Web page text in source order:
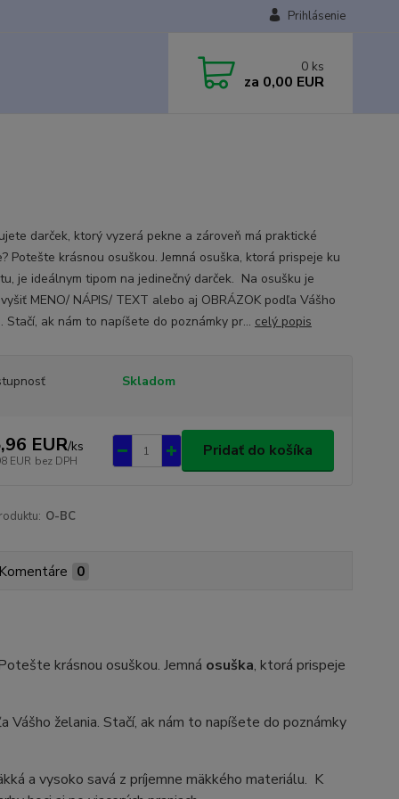
Prihlásenie
0 ks
za 0,00 EUR
darček, ktorý vyzerá pekne a zároveň má praktické
Potešte krásnou osuškou. Jemná osuška, ktorá prispeje ku
je ideálnym tipom na jedinečný darček. Na osušku je
MENO/ NÁPIS/ TEXT alebo aj OBRÁZOK podľa Vášho
Stačí, ak nám to napíšete do poznámky pr... celý popis
Skladom
EUR/ks
EUR bez DPH
Pridať do košíka
O-BC
Komentáre 0
krásnou osuškou. Jemná osuška, ktorá prispeje
želania. Stačí, ak nám to napíšete do poznámky
a vysoko savá z príjemne mäkkého materiálu. K